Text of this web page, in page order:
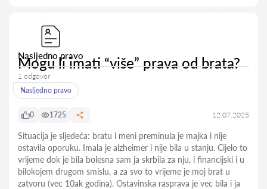
Nasljedno pravo
Mogu li imati “više” prava od brata?
1 odgovor
Nasljedno pravo
0 1725 12.07.2025
Situacija je sljedeća: bratu i meni preminula je majka i nije
ostavila oporuku. Imala je alzheimer i nije bila u stanju. Cijelo to
vrijeme dok je bila bolesna sam ja skrbila za nju, i financijski i u
bilokojem drugom smislu, a za svo to vrijeme je moj brat u
zatvoru (vec 10ak godina). Ostavinska rasprava je vec bila i ja